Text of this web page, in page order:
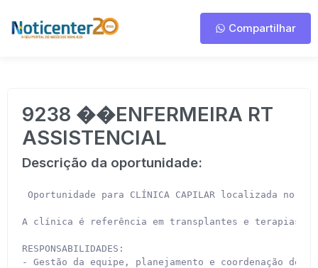
Compartilhar
9238 ��ENFERMEIRA RT
ASSISTENCIAL
Descrição da oportunidade:
Oportunidade para CLÍNICA CAPILAR localizada no
​A clínica é referência em transplantes e terapias
RESPONSABILIDADES:
​- Gestão da equipe, planejamento e coordenação dos